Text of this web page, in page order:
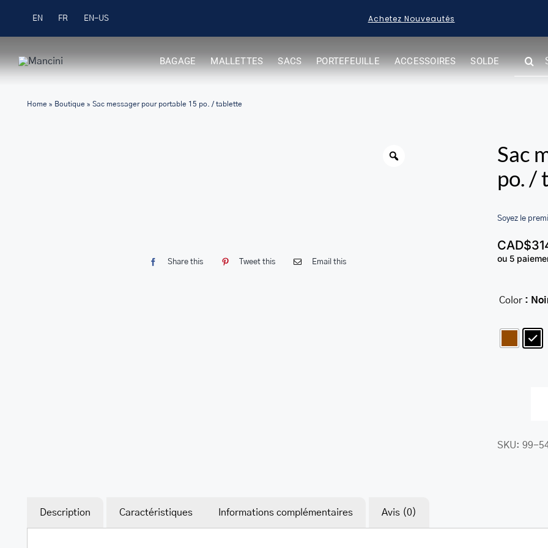
EN FR
les commandes 99 $ + Acheter des Articles en
BAGAGE MALLETTES SACS PORTEFEUILLE ACCESSOIRES SOLDE
FOR:
Home» Boutique» Sac messager pour portable 15 po. / tablette
Share this Tweet this Email this
Sac
po. /
Soyez le
CAD$
ou 5
Color :
SKU:99-
Description Caractéristiques Informations complémentaires Avis (0)